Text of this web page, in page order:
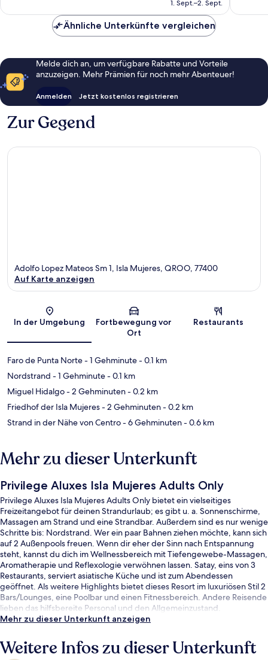
1. Sept.–2. Sept.
Mujeres
Ähnliche Unterkünfte vergleichen
Melde dich an, um verfügbare Rabatte und Vorteile
anzuzeigen. Mehr Prämien für noch mehr Abenteuer!
Anmelden Jetzt kostenlos registrieren
Zur Gegend
Karte
Adolfo Lopez Mateos Sm 1, Isla Mujeres, QROO, 77400
Auf Karte anzeigen
In der Umgebung
Fortbewegung vor
Ort
Restaurants
Faro de Punta Norte- 1 Gehminute- 0.1 km
Nordstrand - 1 Gehminute- 0.1 km
Miguel Hidalgo- 2 Gehminuten- 0.2 km
Friedhof der Isla Mujeres- 2 Gehminuten- 0.2 km
Strand in der Nähe von Centro- 6 Gehminuten- 0.6 km
Mehr zu dieser Unterkunft
Privilege Aluxes Isla Mujeres Adults Only
Privilege Aluxes Isla Mujeres Adults Only bietet ein vielseitiges
Freizeitangebot für deinen Strandurlaub; es gibt u. a. Sonnenschirme,
Massagen am Strand und eine Strandbar. Außerdem sind es nur wenige
Schritte bis: Nordstrand. Wer ein paar Bahnen ziehen möchte, kann sich
auf 2 Außenpools freuen. Wenn dir eher der Sinn nach Entspannung
steht, kannst du dich im Wellnessbereich mit Tiefengewebe-Massagen,
Aromatherapie und Reflexologie verwöhnen lassen. Satay, eins von 3
Restaurants, serviert asiatische Küche und ist zum Abendessen
geöffnet. Als weitere Highlights bietet dieses Resort im luxuriösen Stil 2
Bars/Lounges, eine Poolbar und einen Fitnessbereich. Andere Reisende
lieben das hilfsbereite Personal und den Allgemeinzustand.
Mehr zu dieser Unterkunft anzeigen
Weitere Infos zu dieser Unterkunft